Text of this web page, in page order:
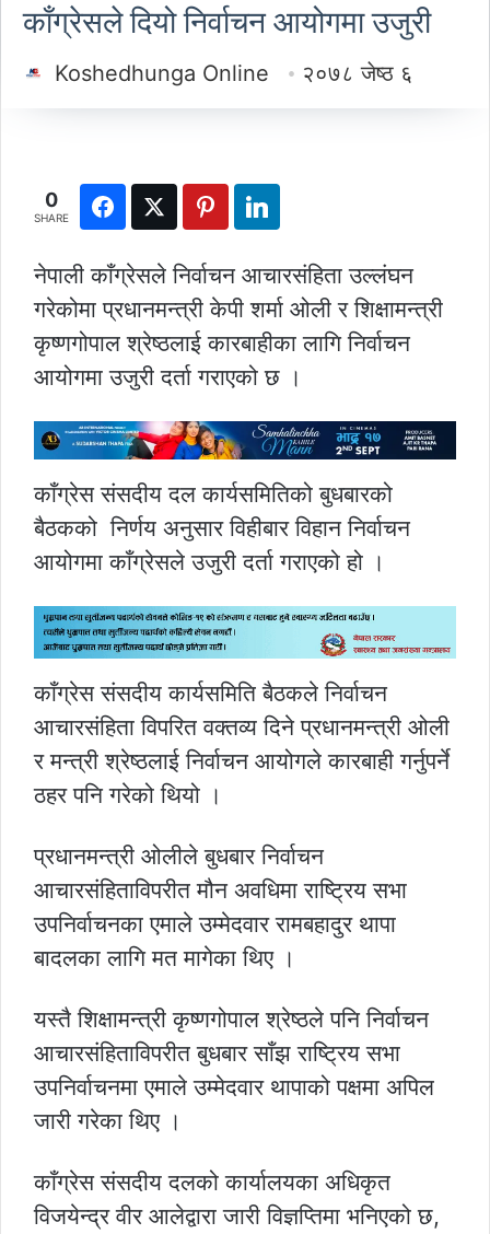
काँग्रेसले दियो निर्वाचन आयोगमा उजुरी
Koshedhunga Online २०७८ जेष्ठ ६
0
SHARE
नेपाली काँग्रेसले निर्वाचन आचारसंहिता उल्लंघन
गरेकोमा प्रधानमन्त्री केपी शर्मा ओली र शिक्षामन्त्री
कृष्णगोपाल श्रेष्ठलाई कारबाहीका लागि निर्वाचन
आयोगमा उजुरी दर्ता गराएको छ ।
काँग्रेस संसदीय दल कार्यसमितिको बुधबारको
बैठकको निर्णय अनुसार विहीबार विहान निर्वाचन
आयोगमा काँग्रेसले उजुरी दर्ता गराएको हो ।
काँग्रेस संसदीय कार्यसमिति बैठकले निर्वाचन
आचारसंहिता विपरित वक्तव्य दिने प्रधानमन्त्री ओली
र मन्त्री श्रेष्ठलाई निर्वाचन आयोगले कारबाही गर्नुपर्ने
ठहर पनि गरेको थियो ।
प्रधानमन्त्री ओलीले बुधबार निर्वाचन
आचारसंहिताविपरीत मौन अवधिमा राष्ट्रिय सभा
उपनिर्वाचनका एमाले उम्मेदवार रामबहादुर थापा
बादलका लागि मत मागेका थिए ।
यस्तै शिक्षामन्त्री कृष्णगोपाल श्रेष्ठले पनि निर्वाचन
आचारसंहिताविपरीत बुधबार साँझ राष्ट्रिय सभा
उपनिर्वाचनमा एमाले उम्मेदवार थापाको पक्षमा अपिल
जारी गरेका थिए ।
काँग्रेस संसदीय दलको कार्यालयका अधिकृत
विजयेन्द्र वीर आलेद्वारा जारी विज्ञप्तिमा भनिएको छ,